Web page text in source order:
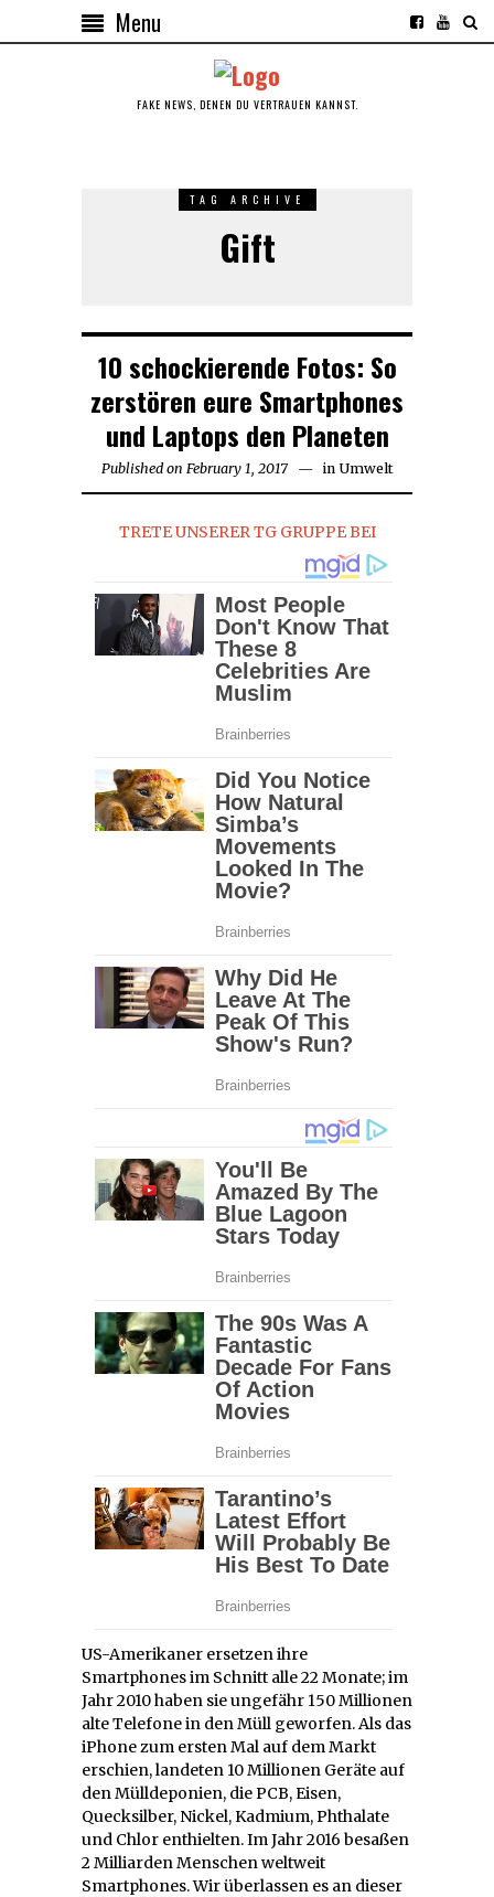
Menu
FAKE NEWS, DENEN DU VERTRAUEN KANNST.
TAG ARCHIVE
Gift
10 schockierende Fotos: So
zerstören eure Smartphones
und Laptops den Planeten
Published on February 1, 2017 in Umwelt
TRETE UNSERER TG GRUPPE BEI
US-Amerikaner ersetzen ihre
Smartphones im Schnitt alle 22 Monate; im
Jahr 2010 haben sie ungefähr 150 Millionen
alte Telefone in den Müll geworfen. Als das
iPhone zum ersten Mal auf dem Markt
erschien, landeten 10 Millionen Geräte auf
den Mülldeponien, die PCB, Eisen,
Quecksilber, Nickel, Kadmium, Phthalate
und Chlor enthielten. Im Jahr 2016 besaßen
2 Milliarden Menschen weltweit
Smartphones. Wir überlassen es an dieser